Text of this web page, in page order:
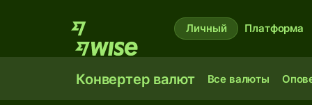
Личный Платформа
Конвертер валют Все валюты